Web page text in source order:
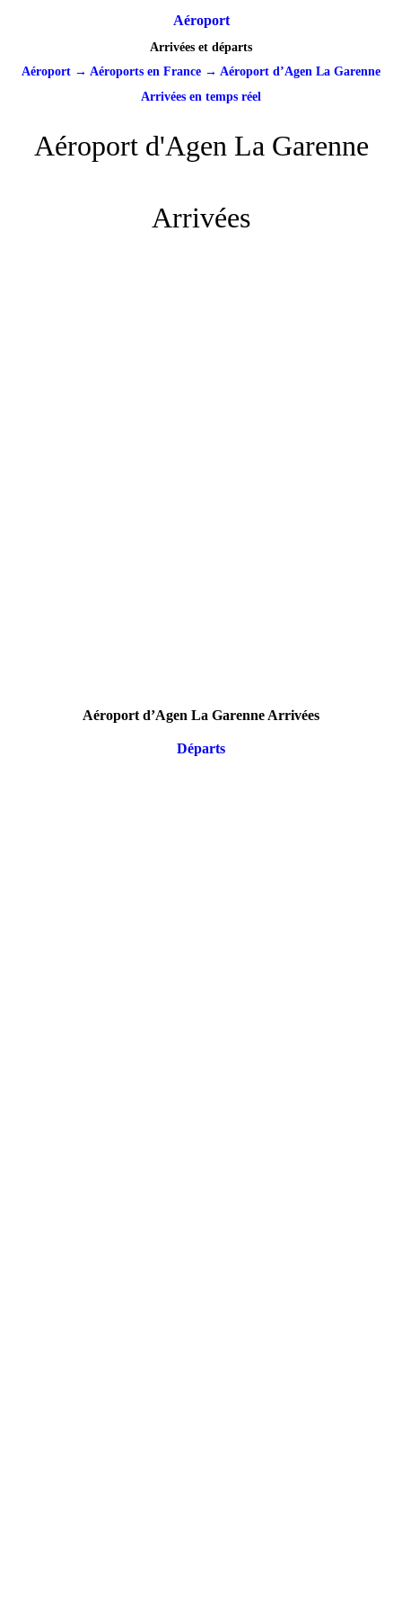
Aéroport
Arrivées et départs
Aéroport → Aéroports en France → Aéroport d’Agen La Garenne
Arrivées en temps réel
Aéroport d'Agen La Garenne
Arrivées
Aéroport d’Agen La Garenne Arrivées
Départs